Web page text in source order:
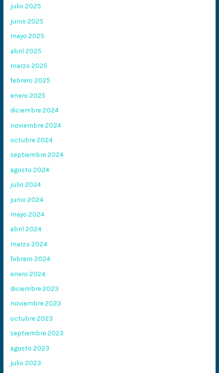
julio 2025
junio 2025
mayo 2025
abril 2025
marzo 2025
febrero 2025
enero 2025
diciembre 2024
noviembre 2024
octubre 2024
septiembre 2024
agosto 2024
julio 2024
junio 2024
mayo 2024
abril 2024
marzo 2024
febrero 2024
enero 2024
diciembre 2023
noviembre 2023
octubre 2023
septiembre 2023
agosto 2023
julio 2023